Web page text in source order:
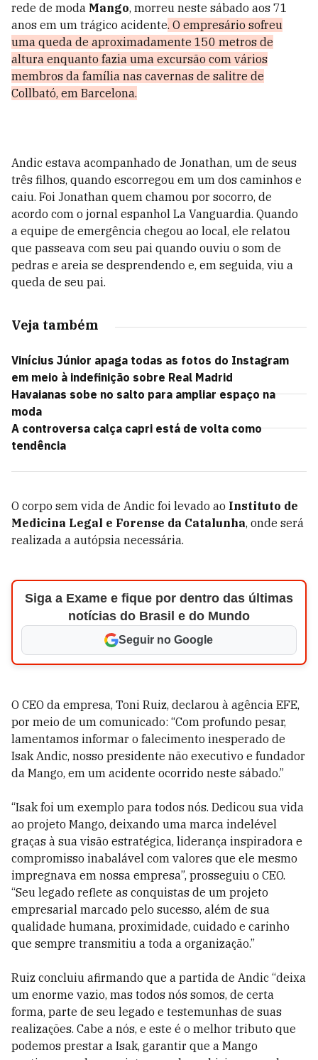
rede de moda Mango, morreu neste sábado aos 71
anos em um trágico acidente. O empresário sofreu
uma queda de aproximadamente 150 metros de
altura enquanto fazia uma excursão com vários
membros da família nas cavernas de salitre de
Collbató, em Barcelona.
Andic estava acompanhado de Jonathan, um de seus
três filhos, quando escorregou em um dos caminhos e
caiu. Foi Jonathan quem chamou por socorro, de
acordo com o jornal espanhol La Vanguardia. Quando
a equipe de emergência chegou ao local, ele relatou
que passeava com seu pai quando ouviu o som de
pedras e areia se desprendendo e, em seguida, viu a
queda de seu pai.
Veja também
Vinícius Júnior apaga todas as fotos do Instagram
em meio à indefinição sobre Real Madrid
Havaianas sobe no salto para ampliar espaço na
moda
A controversa calça capri está de volta como
tendência
O corpo sem vida de Andic foi levado ao Instituto de
Medicina Legal e Forense da Catalunha, onde será
realizada a autópsia necessária.
Siga a Exame e fique por dentro das últimas
notícias do Brasil e do Mundo
Seguir no Google
O CEO da empresa, Toni Ruiz, declarou à agência EFE,
por meio de um comunicado: “Com profundo pesar,
lamentamos informar o falecimento inesperado de
Isak Andic, nosso presidente não executivo e fundador
da Mango, em um acidente ocorrido neste sábado.”
“Isak foi um exemplo para todos nós. Dedicou sua vida
ao projeto Mango, deixando uma marca indelével
graças à sua visão estratégica, liderança inspiradora e
compromisso inabalável com valores que ele mesmo
impregnava em nossa empresa”, prosseguiu o CEO.
“Seu legado reflete as conquistas de um projeto
empresarial marcado pelo sucesso, além de sua
qualidade humana, proximidade, cuidado e carinho
que sempre transmitiu a toda a organização.”
Ruiz concluiu afirmando que a partida de Andic “deixa
um enorme vazio, mas todos nós somos, de certa
forma, parte de seu legado e testemunhas de suas
realizações. Cabe a nós, e este é o melhor tributo que
podemos prestar a Isak, garantir que a Mango